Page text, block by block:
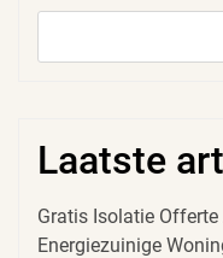
Laatste
Gratis Isolatie
Energiezuinige